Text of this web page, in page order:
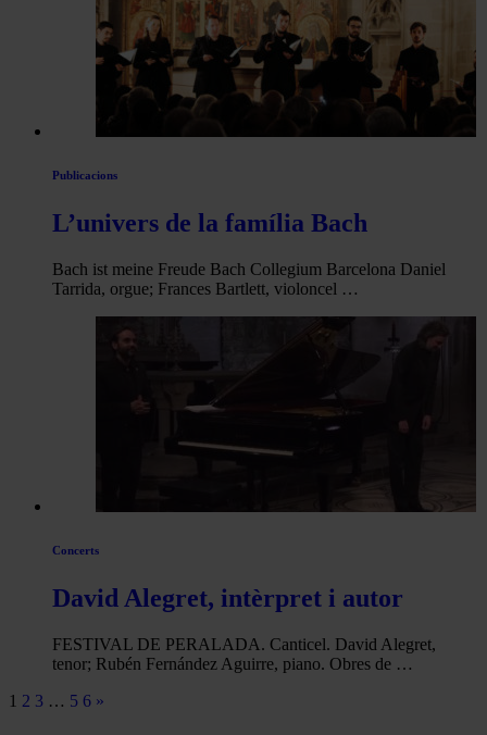
Publicacions
L’univers de la família Bach
Bach ist meine Freude Bach Collegium Barcelona Daniel
Tarrida, orgue; Frances Bartlett, violoncel …
Concerts
David Alegret, intèrpret i autor
FESTIVAL DE PERALADA. Canticel. David Alegret,
tenor; Rubén Fernández Aguirre, piano. Obres de …
1 2 3 … 5 6 »